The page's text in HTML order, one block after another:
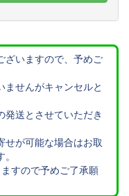
ざいますので、予めご
ませんがキャンセルと
発送とさせていただき
せが可能な場合はお取
すので予めご了承願